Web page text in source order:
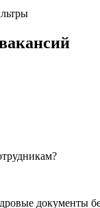
документы